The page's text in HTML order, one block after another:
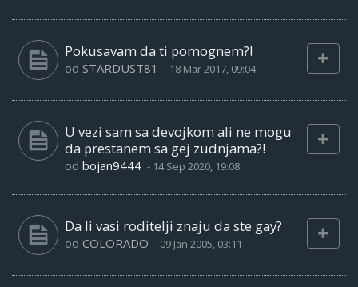
Pokusavam da ti pomognem?!
od STARDUST81 - 18 Mar 2017, 09:04
U vezi sam sa devojkom ali ne mogu
da prestanem sa gej zudnjama?!
od bojan9444 - 14 Sep 2020, 19:08
Da li vasi roditelji znaju da ste gay?
od COLORADO - 09 Jan 2005, 03:11